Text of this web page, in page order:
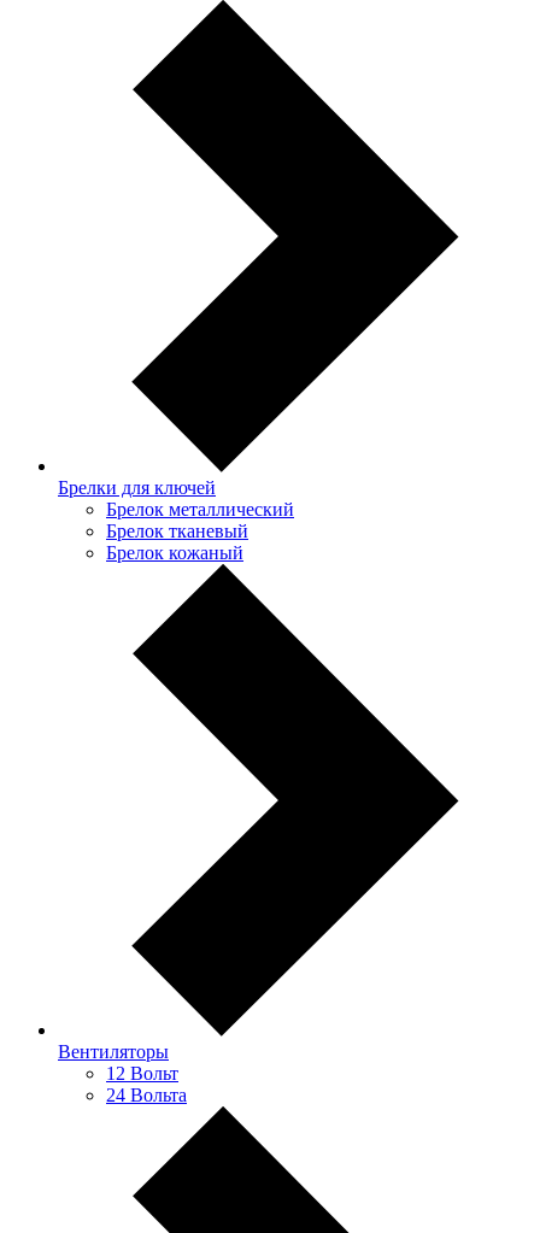
Брелки для ключей
Брелок металлический
Брелок тканевый
Брелок кожаный
Вентиляторы
12 Вольт
24 Вольта